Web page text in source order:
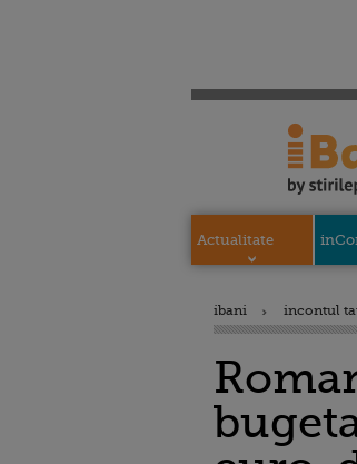
Actualitate
ibani incontul